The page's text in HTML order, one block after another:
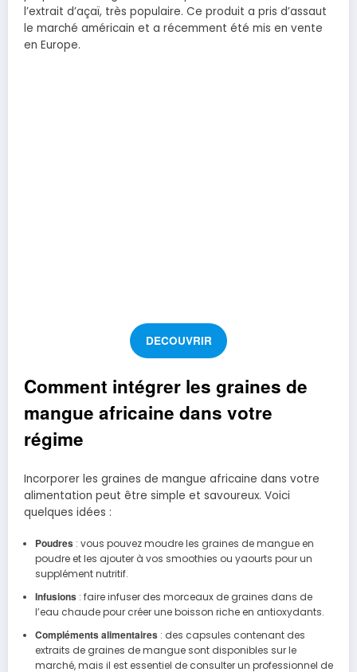
l’extrait d’açaï, très populaire. Ce produit a pris d’assaut
le marché américain et a récemment été mis en vente
en Europe.
DECOUVRIR
Comment intégrer les graines de
mangue africaine dans votre
régime
Incorporer les graines de mangue africaine dans votre
alimentation peut être simple et savoureux. Voici
quelques idées :
Poudres : vous pouvez moudre les graines de mangue en
poudre et les ajouter à vos smoothies ou yaourts pour un
supplément nutritif.
Infusions : faire infuser des morceaux de graines dans de
l’eau chaude pour créer une boisson riche en antioxydants.
Compléments alimentaires : des capsules contenant des
extraits de graines de mangue sont disponibles sur le
marché, mais il est essentiel de consulter un professionnel de